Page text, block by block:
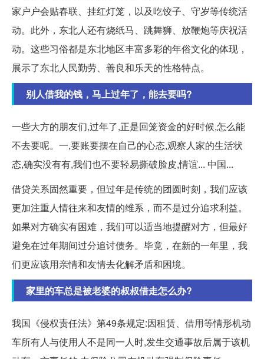
家户户会贴春联、挂红灯笼，以及吃饺子、守岁等传统活
动。此外，东北人还有烧纸马、跳舞狮、放鞭炮等庆祝活
动。这些习俗都是东北地区丰富多彩的年俗文化的体现，
展示了东北人民勤劳、善良和乐天的性格特点。
别人借我的钱，马上过年了，能去要吗?
一些大方的朋友们,过年了,正是回笼资金的好时候,怎么能
不去要呢。一,要账要摆在自己的心态,观察人家的生活状
态,确实没有有,我们也不要轻易撕破脸皮,情谊... 中国...
借贷关系固然重要，但过年是传统的团圆时刻，我们应该
更加注重人情往来和友情的维系，而不是过分追求利益。
如果对方确实有困难，我们可以适当地提醒对方，但最好
避免在过年期间过分追讨债务。毕竟，在新的一年里，我
们更应该用亲情和友情去化解矛盾和困境。
家里的车总是被老婆的叔叔借走怎么办?
我国《侵权责任法》第49条规定:因租赁、借用等情形机动
车所有人与使用人不是同一人时,发生交通事故后属于该机